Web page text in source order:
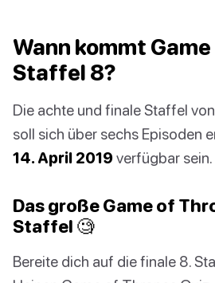
Wann kommt
Staffel 8?
Die achte und finale Staffel
soll sich über sechs Episoden
14. April 2019verfügbar sein.
Das große Game of
Staffel 🧐
Bereite dich auf die finale 8.